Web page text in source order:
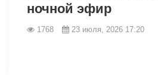
ночной эфир
1768 23 июля, 2026 17:20